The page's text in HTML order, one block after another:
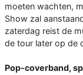
moeten wachten,
Show zal
zaterdag reist de
de tour later op de
Pop-coverband,